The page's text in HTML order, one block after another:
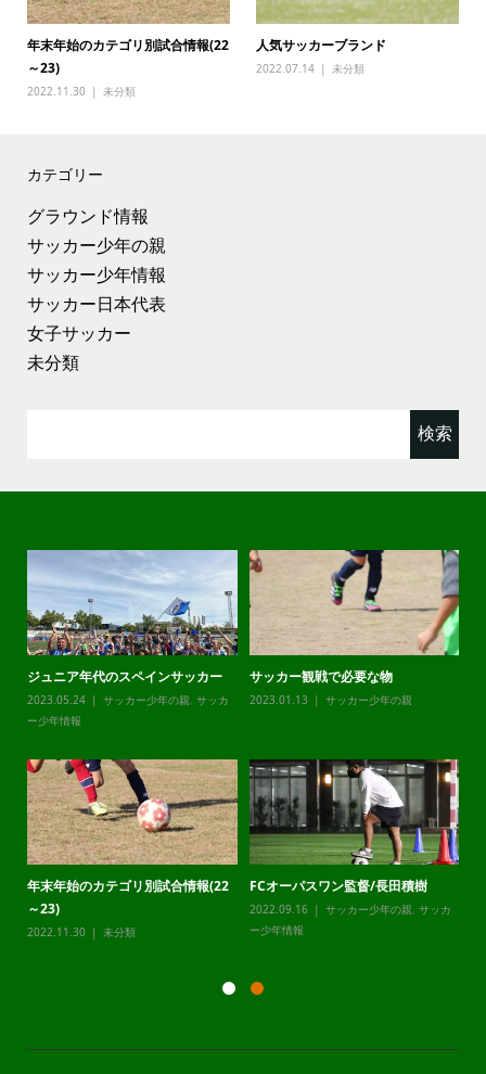
年末年始のカテゴリ別試合情報(22
～23)
2022.11.30 未分類
人気サッカーブランド
2022.07.14 未分類
カテゴリー
グラウンド情報
サッカー少年の親
サッカー少年情報
サッカー日本代表
女子サッカー
未分類
ジュニア年代のスペインサッカー
2023.05.24 サッカー少年の親, サッカ
ー少年情報
サッカー観戦で必要な物
2023.01.13 サッカー少年の親
年末年始のカテゴリ別試合情報(22
～23)
2022.11.30 未分類
FCオーパスワン監督/長田積樹
2022.09.16 サッカー少年の親, サッカ
ー少年情報